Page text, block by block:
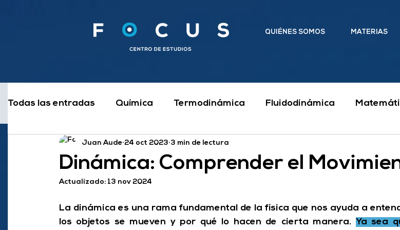
QUIÉNES SOMOS MATERIAS
Todas las entradas Química Termodinámica Fluidodinámica
Electrotecnia y Electrónica Estudiar Ingeniería
Automatismos y Controles
Dinámica: Comprender el
Juan Aude 24 oct 2023 3 min de lectura
Actualizado: 13 nov 2024
La dinámica es una rama fundamental de la física que nos ayuda a
los objetos se mueven y por qué lo hacen de cierta manera. Ya sea